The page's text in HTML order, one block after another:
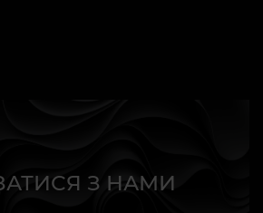
З НАМИ